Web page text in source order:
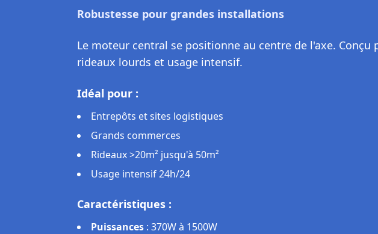
Robustesse pour grandes installations
Le moteur central se positionne au centre de l'axe. Conçu
rideaux lourds et usage intensif.
Idéal pour :
Entrepôts et sites logistiques
Grands commerces
Rideaux >20m² jusqu'à 50m²
Usage intensif 24h/24
Caractéristiques :
Puissances : 370W à 1500W